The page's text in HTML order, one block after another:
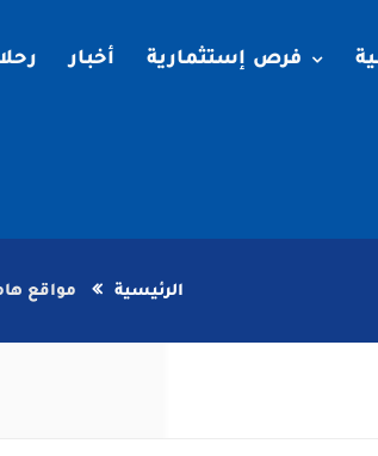
فرص إستثمارية أخبار
الرئيسية مواقع